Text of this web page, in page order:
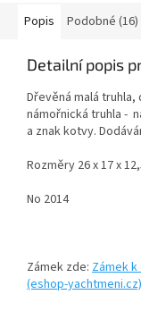
Popis Podobné (16)
Detailní popis
Dřevěná malá
námořnická truhla -
a znak kotvy.
Rozměry 26 x 17 x
No 2014
Zámek zde: Zámek
(eshop-yachtmeni.cz)